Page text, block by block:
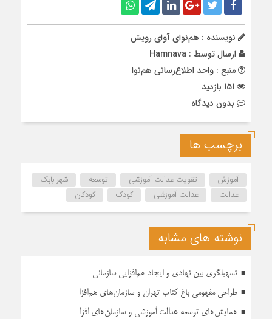
نویسنده : هم‌نوای آوای رویش
ارسال توسط : Hamnava
منبع : واحد اطلاع‌رسانی هم‌نوا
بدون دیدگاه
برچسب ها
آموزش تقویت عدالت آموزشی توسعه
شهر بابک
عدالت
عدالت آموزشی کودک کودکان
نوشته های مشابه
تسهیلگری بین‌ نهادی و ایجاد هم‌افزایی سازمانی
طراحی مفهومی باغ کتاب تهران و سازمان‌های هم‌افزا
همایش‌های توسعه عدالت آموزشی و سازمان‌های افزا